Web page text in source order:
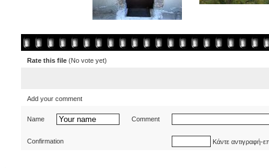
Rate this file (No vote yet)
Add your comment
Name Comment
Confirmation Κάντε αντιγραφή-